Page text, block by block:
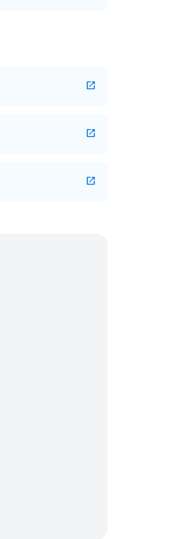
open_in_new
open_in_new
open_in_new